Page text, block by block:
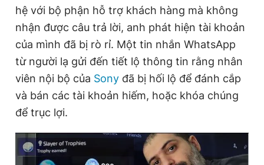
Theo dõi báo trên
Hotline
0906 645 777
Liên hệ quảng cáo
0908 780 404
Đặt báo Quảng cáo RSS Tòa soạn Chính sách bảo
Tổng biên tập: Nguyễn Ngọc Toàn
Phó tổng biên tập: Lâm Hiếu Dũng
Phó tổng biên tập: Trần Việt Hưng
Tổng thư ký tòa soạn: Đức Trung
hệ với bộ phận hỗ trợ khách hàng mà không
nhận được câu trả lời, anh phát hiện tài khoản
của mình đã bị rò rỉ. Một tin nhắn WhatsApp
từ người lạ gửi đến tiết lộ thông tin rằng nhân
viên nội bộ của Sony đã bị hối lộ để đánh cắp
và bán các tài khoản hiếm, hoặc khóa chúng
để trục lợi.